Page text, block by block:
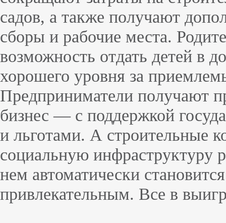
садов, а также получают
сборы и рабочие места.
возможность отдать детей в
хорошего уровня за
Предприниматели получают
бизнес — с поддержкой
и льготами. А строительные
социальную инфраструктуру
нем автоматически
привлекательным. Все в